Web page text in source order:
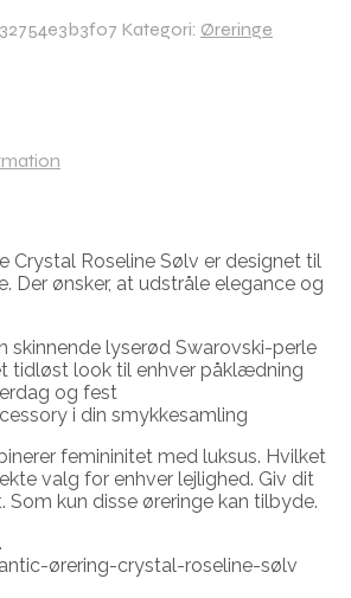
32754e3b3f07 Kategori: Øreringe
Crystal Roseline Sølv er designet til
Der ønsker, at udstråle elegance og
skinnende lyserød Swarovski-perle
tidløst look til enhver påklædning
og fest
i din smykkesamling
femininitet med luksus. Hvilket
valg for enhver lejlighed. Giv dit
kun disse øreringe kan tilbyde.
ørering-crystal-roseline-sølv